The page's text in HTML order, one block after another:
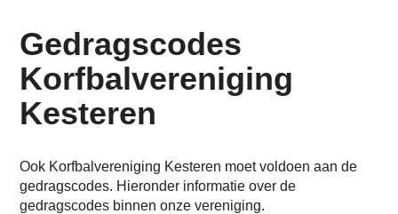
Gedragscodes
Korfbalvereniging
Kesteren
Ook Korfbalvereniging Kesteren moet voldoen aan de
gedragscodes. Hieronder informatie over de
gedragscodes binnen onze vereniging.